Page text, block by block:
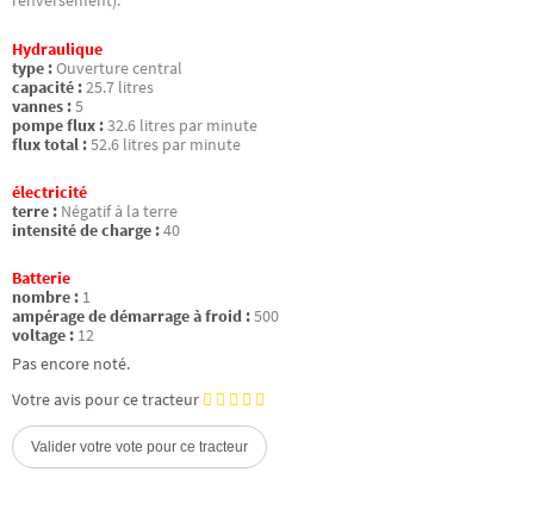
Hydraulique
type :Ouverture central
capacité :25.7 litres
vannes :5
pompe flux :32.6 litres par minute
flux total :52.6 litres par minute
électricité
terre : Négatif à la terre
intensité de charge :40
Batterie
nombre : 1
ampérage de démarrage à froid :500
voltage : 12
Pas encore noté.
Votre avis pour ce tracteur